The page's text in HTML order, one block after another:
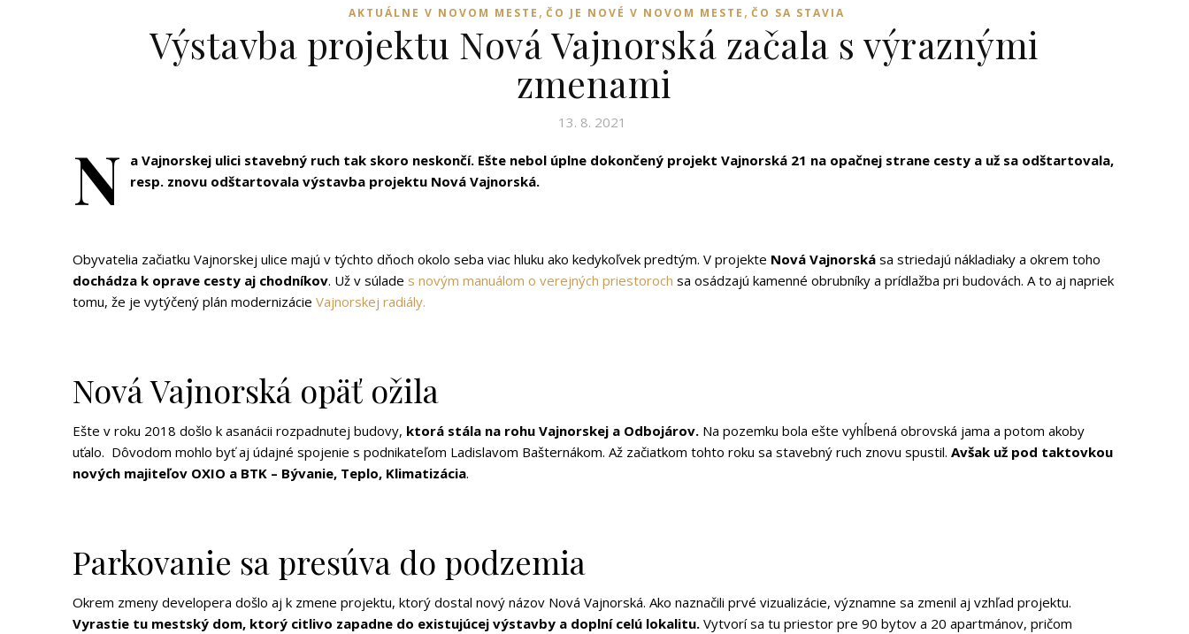
AKTUÁLNE V NOVOM MESTE , ČO JE NOVÉ V NOVOM MESTE , ČO SA STAVIA
Výstavba projektu Nová Vajnorská začala s výraznými
zmenami
13. 8. 2021
N
a Vajnorskej ulici stavebný ruch tak skoro neskončí. Ešte nebol úplne dokončený projekt Vajnorská 21 na opačnej strane cesty a už sa odštartovala,
resp. znovu odštartovala výstavba projektu Nová Vajnorská.
Obyvatelia začiatku Vajnorskej ulice majú v týchto dňoch okolo seba viac hluku ako kedykoľvek predtým. V projekte Nová Vajnorská sa striedajú nákladiaky a okrem toho
dochádza k oprave cesty aj chodníkov. Už v súlade s novým manuálom o verejných priestoroch sa osádzajú kamenné obrubníky a prídlažba pri budovách. A to aj napriek
tomu, že je vytýčený plán modernizácie Vajnorskej radiály.
Nová Vajnorská opäť ožila
Ešte v roku 2018 došlo k asanácii rozpadnutej budovy, ktorá stála na rohu Vajnorskej a Odbojárov. Na pozemku bola ešte vyhĺbená obrovská jama a potom akoby
uťalo. Dôvodom mohlo byť aj údajné spojenie s podnikateľom Ladislavom Bašternákom. Až začiatkom tohto roku sa stavebný ruch znovu spustil. Avšak už pod taktovkou
nových majiteľov OXIO a BTK – Bývanie, Teplo, Klimatizácia.
Parkovanie sa presúva do podzemia
Okrem zmeny developera došlo aj k zmene projektu, ktorý dostal nový názov Nová Vajnorská. Ako naznačili prvé vizualizácie, významne sa zmenil aj vzhľad projektu.
Vyrastie tu mestský dom, ktorý citlivo zapadne do existujúcej výstavby a doplní celú lokalitu. Vytvorí sa tu priestor pre 90 bytov a 20 apartmánov, pričom